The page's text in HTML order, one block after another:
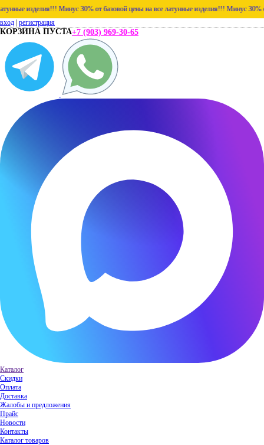
изделия!!! Минус 30% от базовой цены на все латунные изделия!!! Минус 30% от
вход регистрация
КОРЗИНА ПУСТА+7 (903) 969-30-65
Каталог
Скидки
Оплата
Доставка
Жалобы и предложения
Прайс
Новости
Контакты
Каталог товаров